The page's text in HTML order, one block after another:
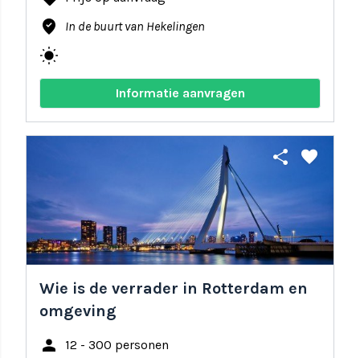
where_to_vote In de buurt van Hekelingen
wb_sunny
Informatie aanvragen
share favorite
Wie is de verrader in Rotterdam en
omgeving
person 12 - 300 personen